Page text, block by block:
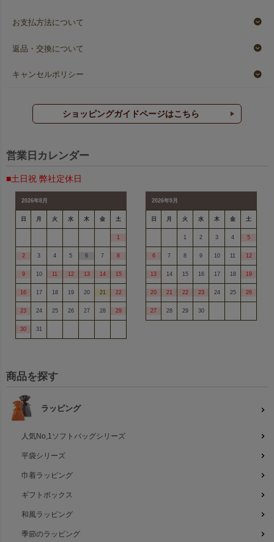
お支払方法について
返品・交換について
キャンセルポリシー
ショッピングガイドページはこちら
営業日カレンダー
■土日祝 弊社定休日
2026年8月
日 月 火 水 木 金 土
1
2 3 4 5 6 7 8
9 10 11 12 13 14 15
16 17 18 19 20 21 22
23 24 25 26 27 28 29
30 31
2026年9月
日 月 火 水 木 金 土
1 2 3 4 5
6 7 8 9 10 11 12
13 14 15 16 17 18 19
20 21 22 23 24 25 26
27 28 29 30
商品を探す
ラッピング
人気No,1ソフトバッグシリーズ
平袋シリーズ
巾着ラッピング
ギフトボックス
和風ラッピング
季節のラッピング